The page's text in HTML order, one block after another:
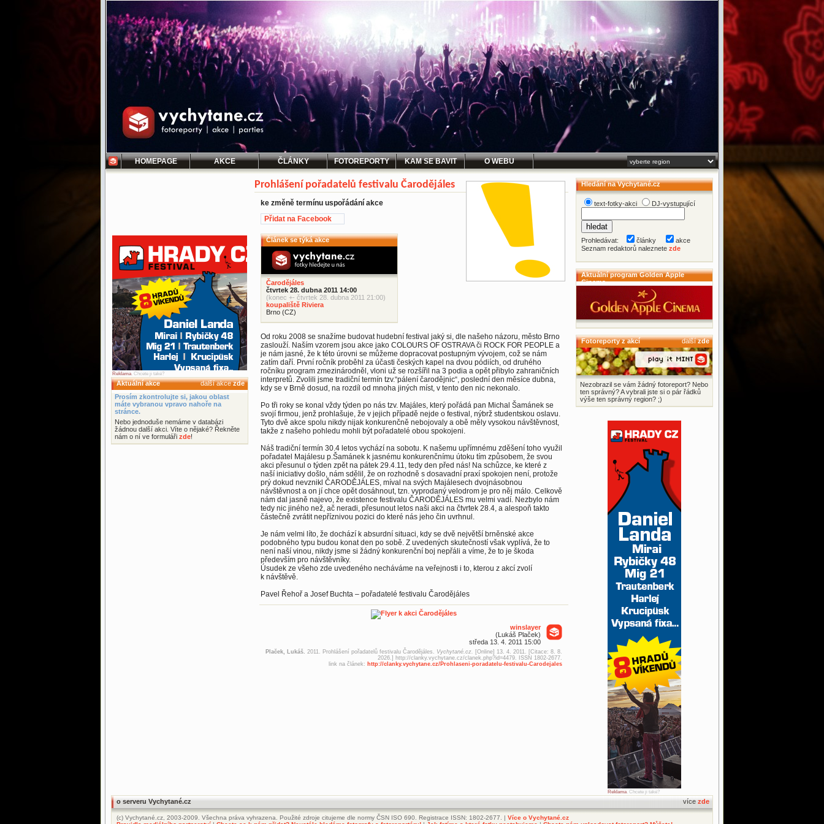
HOMEPAGE AKCE ČLÁNKY FOTOREPORTY KAM SE BAVIT O WEBU
Reklama. Chcete ji také?
Aktuální akce další akcezde
Prosím zkontrolujte si, jakou oblast
máte vybranou vpravo nahoře na
stránce.
Nebo jednoduše nemáme v databázi
žádnou další akci. Víte o nějaké? Řekněte
nám o ní ve formuláři zde!
Prohlášení pořadatelů festivalu Čarodějáles
ke změně termínu uspořádání akce
Přidat na Facebook
Článek se týká akce
Čarodějáles
čtvrtek 28. dubna 2011 14:00
(konec +- čtvrtek 28. dubna 2011 21:00)
koupaliště Riviera
Brno (CZ)
Od roku 2008 se snažíme budovat hudební festival jaký si, dle našeho názoru, město Brno
zaslouží. Naším vzorem jsou akce jako COLOURS OF OSTRAVA či ROCK FOR PEOPLE a
je nám jasné, že k této úrovni se můžeme dopracovat postupným vývojem, což se nám
zatím daří. První ročník proběhl za účasti českých kapel na dvou pódiích, od druhého
ročníku program zmezinárodněl, vloni už se rozšířil na 3 podia a opět přibylo zahraničních
interpretů. Zvolili jsme tradiční termín tzv.“pálení čarodějnic“, poslední den měsíce dubna,
kdy se v Brně dosud, na rozdíl od mnoha jiných míst, v tento den nic nekonalo.
Po tři roky se konal vždy týden po nás tzv. Majáles, který pořádá pan Michal Šamánek se
svojí firmou, jenž prohlašuje, že v jejich případě nejde o festival, nýbrž studentskou oslavu.
Tyto dvě akce spolu nikdy nijak konkurenčně nebojovaly a obě měly vysokou návštěvnost,
takže z našeho pohledu mohli být pořadatelé obou spokojeni.
Náš tradiční termín 30.4 letos vychází na sobotu. K našemu upřímnému zděšení toho využil
pořadatel Majálesu p.Šamánek k jasnému konkurenčnímu útoku tím způsobem, že svou
akci přesunul o týden zpět na pátek 29.4.11, tedy den před nás! Na schůzce, ke které z
naší iniciativy došlo, nám sdělil, že on rozhodně s dosavadní praxí spokojen není, protože
prý dokud nevznikl ČARODĚJÁLES, míval na svých Majálesech dvojnásobnou
návštěvnost a on jí chce opět dosáhnout, tzn. vyprodaný velodrom je pro něj málo. Celkově
nám dal jasně najevo, že existence festivalu ČARODĚJÁLES mu velmi vadí. Nezbylo nám
tedy nic jiného než, ač neradi, přesunout letos naši akci na čtvrtek 28.4, a alespoň takto
částečně zvrátit nepříznivou pozici do které nás jeho čin uvrhnul.
Je nám velmi líto, že dochází k absurdní situaci, kdy se dvě největší brněnské akce
podobného typu budou konat den po sobě. Z uvedených skutečností však vyplívá, že to
není naší vinou, nikdy jsme si žádný konkurenční boj nepřáli a víme, že to je škoda
především pro návštěvníky.
Úsudek ze všeho zde uvedeného necháváme na veřejnosti i to, kterou z akcí zvolí
k návštěvě.
Pavel Řehoř a Josef Buchta – pořadatelé festivalu Čarodějáles
winslayer
(Lukáš Plaček)
středa 13. 4. 2011 15:00
Plaček, Lukáš. 2011. Prohlášení pořadatelů festivalu Čarodějáles. Vychytané.cz. [Online] 13. 4. 2011. [Citace: 8. 8.
2026.] http://clanky.vychytane.cz/clanek.php?id=4479. ISSN 1802-2677.
link na článek: http://clanky.vychytane.cz/Prohlaseni-poradatelu-festivalu-Carodejales
Hledání na Vychytané.cz
text-fotky-akci DJ-vystupující
Prohledávat: články
akce
Seznam redaktorů naleznete zde
Aktuální program Golden Apple
Cinema
Fotoreporty z akcí dalšízde
Nezobrazil se vám žádný fotoreport? Nebo
ten správný? A vybrali jste si o pár řádků
výše ten správný region? ;)
Reklama. Chcete ji také?
o serveru Vychytané.cz více zde
(c) Vychytané.cz, 2003-2009. Všechna práva vyhrazena. Použité zdroje citujeme dle normy ČSN ISO 690. Registrace ISSN: 1802-2677. | Více o Vychytané.cz